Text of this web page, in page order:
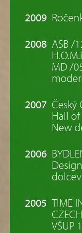
2009
2008 ASB /
MD /
2007 Český
Hall of
New
2006
2005 TIME
VŠUP